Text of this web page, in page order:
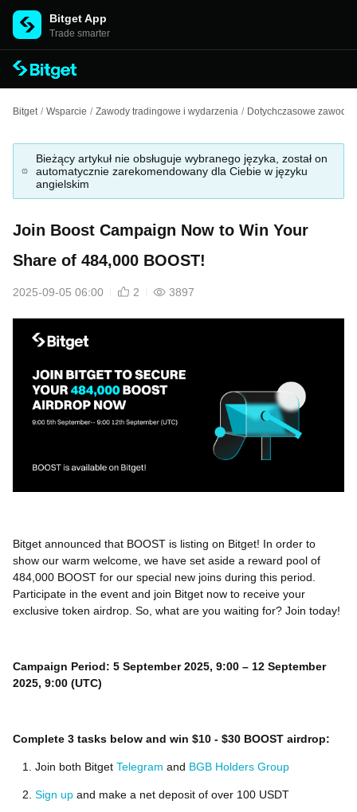
Bitget App
Trade smarter
Bitget / Wsparcie / Zawody tradingowe i wydarzenia / Dotychczasowe zawody
Bieżący artykuł nie obsługuje wybranego języka, został on
automatycznie zarekomendowany dla Ciebie w języku
angielskim
Join Boost Campaign Now to Win Your
Share of 484,000 BOOST!
2025-09-05 06:00 2 3897
Bitget announced that BOOST is listing on Bitget! In order to
show our warm welcome, we have set aside a reward pool of
484,000 BOOST for our special new joins during this period.
Participate in the event and join Bitget now to receive your
exclusive token airdrop. So, what are you waiting for? Join today!
Campaign Period: 5 September 2025, 9:00 – 12 September
2025, 9:00 (UTC)
Complete 3 tasks below and win $10 - $30 BOOST airdrop:
Join both Bitget Telegram and BGB Holders Group
Sign up and make a net deposit of over 100 USDT